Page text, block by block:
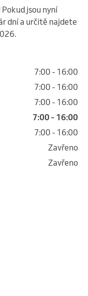
jsou nyní
dní a určitě najdete
7:00 - 16:00
7:00 - 16:00
7:00 - 16:00
7:00 - 16:00
7:00 - 16:00
Zavřeno
Zavřeno